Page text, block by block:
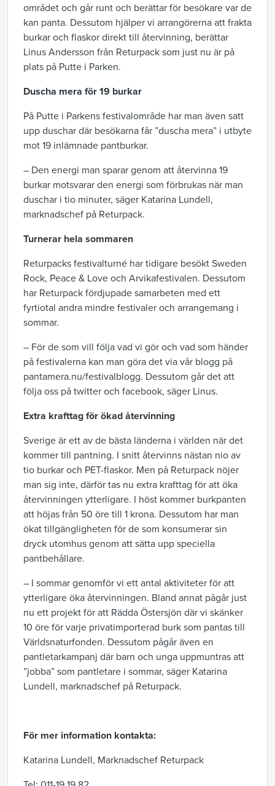
området och går runt och berättar för besökare var de
kan panta. Dessutom hjälper vi arrangörerna att frakta
burkar och flaskor direkt till återvinning, berättar
Linus Andersson från Returpack som just nu är på
plats på Putte i Parken.
Duscha mera för 19 burkar
På Putte i Parkens festivalområde har man även satt
upp duschar där besökarna får ”duscha mera” i utbyte
mot 19 inlämnade pantburkar.
– Den energi man sparar genom att återvinna 19
burkar motsvarar den energi som förbrukas när man
duschar i tio minuter, säger Katarina Lundell,
marknadschef på Returpack.
Turnerar hela sommaren
Returpacks festivalturné har tidigare besökt Sweden
Rock, Peace & Love och Arvikafestivalen. Dessutom
har Returpack fördjupade samarbeten med ett
fyrtiotal andra mindre festivaler och arrangemang i
sommar.
– För de som vill följa vad vi gör och vad som händer
på festivalerna kan man göra det via vår blogg på
pantamera.nu/festivalblogg. Dessutom går det att
följa oss på twitter och facebook, säger Linus.
Extra krafttag för ökad återvinning
Sverige är ett av de bästa länderna i världen när det
kommer till pantning. I snitt återvinns nästan nio av
tio burkar och PET-flaskor. Men på Returpack nöjer
man sig inte, därför tas nu extra krafttag för att öka
återvinningen ytterligare. I höst kommer burkpanten
att höjas från 50 öre till 1 krona. Dessutom har man
ökat tillgängligheten för de som konsumerar sin
dryck utomhus genom att sätta upp speciella
pantbehållare.
– I sommar genomför vi ett antal aktiviteter för att
ytterligare öka återvinningen. Bland annat pågår just
nu ett projekt för att Rädda Östersjön där vi skänker
10 öre för varje privatimporterad burk som pantas till
Världsnaturfonden. Dessutom pågår även en
pantletarkampanj där barn och unga uppmuntras att
”jobba” som pantletare i sommar, säger Katarina
Lundell, marknadschef på Returpack.
För mer information kontakta:
Katarina Lundell, Marknadschef Returpack